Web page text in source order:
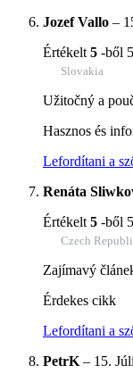
Jozef Vallo –
Értékelt 5 -ből 5
Slovakia
Užitočný a
Hasznos és
Lefordítani a
Renáta
Értékelt 5 -ből 5
Czech
Zajímavý
Érdekes cikk
Lefordítani a
PetrK – 15.